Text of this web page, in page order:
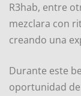
R3hab, entre
mezclara con
creando una
Durante este
oportunidad de